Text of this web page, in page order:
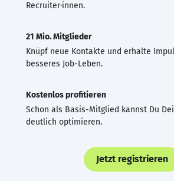
Recruiter·innen.
21 Mio. Mitglieder
Knüpf neue Kontakte und erhalte
besseres Job-Leben.
Kostenlos profitieren
Schon als Basis-Mitglied kannst Du
deutlich optimieren.
Jetzt registrieren